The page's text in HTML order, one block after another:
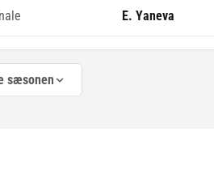
E. Yaneva
sæsonen